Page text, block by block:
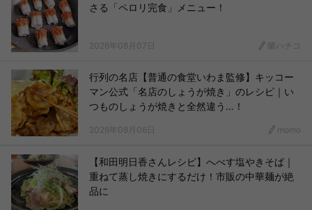
さる「ペロリ完食」メニュー！
2026年08月07日 蘭ハチコ
行列の名店【普通の食堂いわま監修】キッコー
マン公式「名店のしょうが焼き」のレシピ｜い
つものしょうが焼きと全然違う…！
2026年08月06日 momo
【和田明日香さんレシピ】へべす塩やきそば｜
重ねて蒸し焼きにするだけ！市販の中華麺が絶
品に